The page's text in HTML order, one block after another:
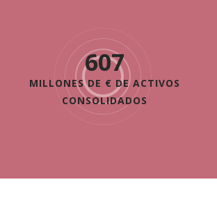
865
MILLONES DE € DE ACTIVOS
CONSOLIDADOS